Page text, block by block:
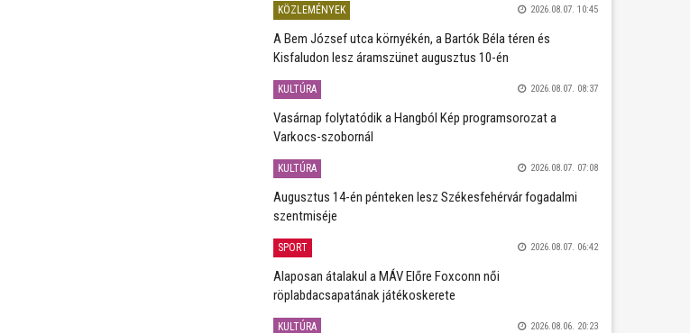
KÖZLEMÉNYEK 2026.08.07. 10:45
A Bem József utca környékén, a Bartók Béla téren és
Kisfaludon lesz áramszünet augusztus 10-én
KULTÚRA 2026.08.07. 08:37
Vasárnap folytatódik a Hangból Kép programsorozat a
Varkocs-szobornál
KULTÚRA 2026.08.07. 07:08
Augusztus 14-én pénteken lesz Székesfehérvár fogadalmi
szentmiséje
SPORT 2026.08.07. 06:42
Alaposan átalakul a MÁV Előre Foxconn női
röplabdacsapatának játékoskerete
KULTÚRA 2026.08.06. 20:23